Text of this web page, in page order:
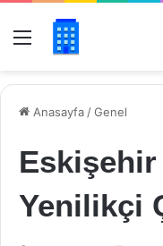
Menü
Anasayfa /Genel
Eskişehir
Yenilikçi